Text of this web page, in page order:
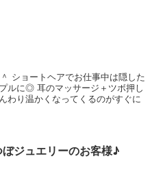
ショートヘアでお仕事中は隠した
ルに◎ 耳のマッサージ＋ツボ押し
わり温かくなってくるのがすぐに
ジュエリーのお客様♪